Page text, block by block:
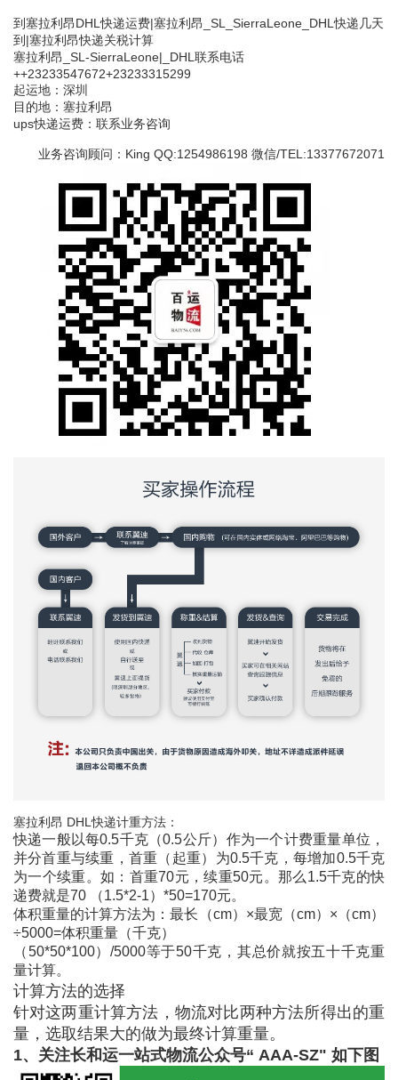
到塞拉利昂DHL快递运费|塞拉利昂_SL_SierraLeone_DHL快递几天
到|塞拉利昂快递关税计算
塞拉利昂_SL-SierraLeone|_DHL联系电话
++23233547672+23233315299
起运地：深圳
目的地：塞拉利昂
ups快递运费：联系业务咨询
业务咨询顾问：King QQ:1254986198 微信/TEL:13377672071
塞拉利昂 DHL快递计重方法：
快递一般以每0.5千克（0.5公斤）作为一个计费重量单位，
并分首重与续重，首重（起重）为0.5千克，每增加0.5千克
为一个续重。如：首重70元，续重50元。那么1.5千克的快
递费就是70 （1.5*2-1）*50=170元。
体积重量的计算方法为：最长（cm）×最宽（cm）×（cm）
÷5000=体积重量（千克）
（50*50*100）/5000等于50千克，其总价就按五十千克重
量计算。
计算方法的选择
针对这两重计算方法，物流对比两种方法所得出的重
量，选取结果大的做为最终计算重量。
1、关注长和运一站式物流公众号“ AAA-SZ" 如下图